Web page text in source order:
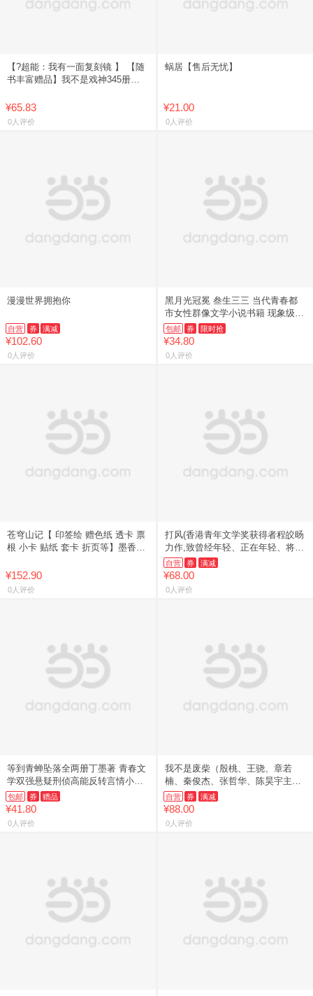
【?超能：我有一面复刻镜 】 【随
书丰富赠品】我不是戏神345册全
音域小说超能我有一面复
¥65.83
0人评价
蜗居【售后无忧】
¥21.00
0人评价
漫漫世界拥抱你
自营 券 满减
¥102.60
0人评价
黑月光冠冕 叁生三三 当代青春都
市女性群像文学小说书籍 现象级反
套路大女主爽文重塑女性群像新巅
峰 经典文学随笔畅销读物
包邮 券 限时抢
¥34.80
0人评价
苍穹山记【 印签绘 赠色纸 透卡 票
根 小卡 贴纸 套卡 折页等】墨香铜
书全套小说 正版
¥152.90
0人评价
打风(香港青年文学奖获得者程皎旸
力作,致曾经年轻、正在年轻、将要
年轻的我们——努力去拥抱，哪管
风力大小)
自营 券 满减
¥68.00
0人评价
等到青蝉坠落全两册丁墨著 青春文
学双强悬疑刑侦高能反转言情小说
实体书 博文轩图书专营店 湖南文
艺
包邮 券 赠品
¥41.80
0人评价
我不是废柴（殷桃、王骁、章若
楠、秦俊杰、张哲华、陈昊宇主演
都市话题剧《凡人歌》原著小说）
自营 券 满减
¥88.00
0人评价